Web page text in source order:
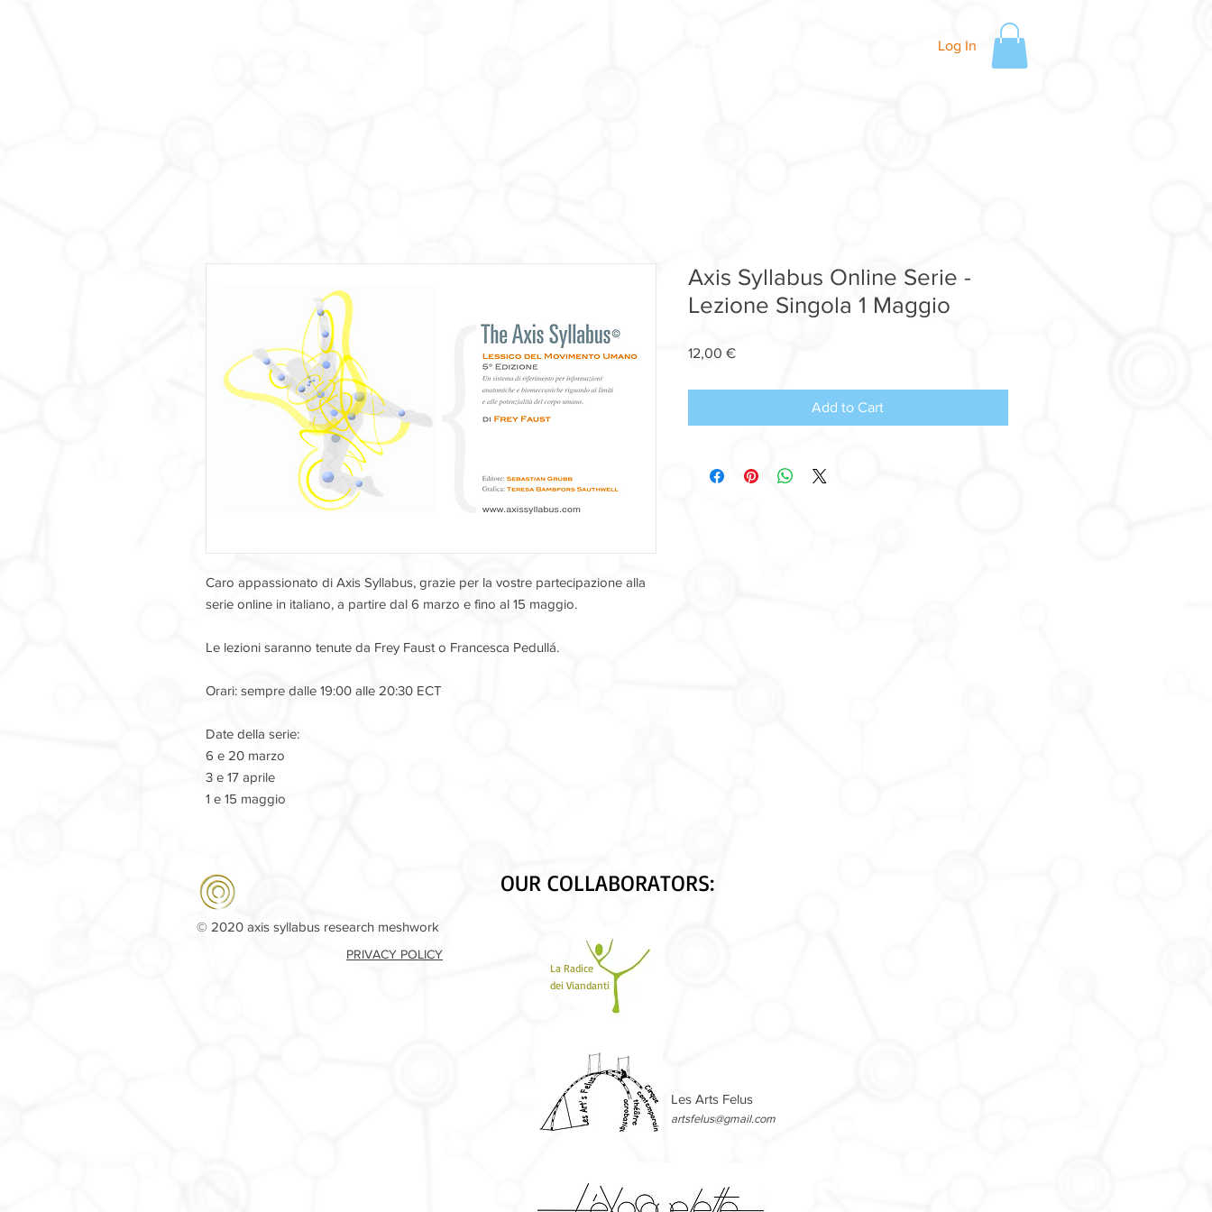
Log In
Caro appassionato di Axis Syllabus, grazie per la vostre partecipazione alla
serie online in italiano, a partire dal 6 marzo e fino al 15 maggio.
Le lezioni saranno tenute da Frey Faust o Francesca Pedullá.
Orari: sempre dalle 19:00 alle 20:30 ECT
Date della serie:
6 e 20 marzo
3 e 17 aprile
1 e 15 maggio
Axis Syllabus Online Serie -
Lezione Singola 1 Maggio
12,00 €Price
Add to Cart
© 2020 axis syllabus research meshwork
PRIVACY POLICY
OUR COLLABORATORS:
La Radice
dei Viandanti
Les Arts Felus
artsfelus@gmail.com